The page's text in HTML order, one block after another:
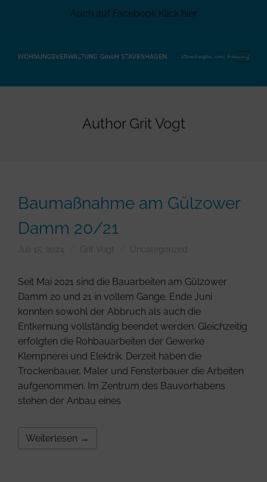
Auch auf Facebook Klick hier
AuthorGrit Vogt
Baumaßnahme am Gülzower
Damm 20/21
Juli 15, 2024 Grit Vogt Uncategorized
Seit Mai 2021 sind die Bauarbeiten am Gülzower
Damm 20 und 21 in vollem Gange. Ende Juni
konnten sowohl der Abbruch als auch die
Entkernung vollständig beendet werden. Gleichzeitig
erfolgten die Rohbauarbeiten der Gewerke
Klempnerei und Elektrik. Derzeit haben die
Trockenbauer, Maler und Fensterbauer die Arbeiten
aufgenommen. Im Zentrum des Bauvorhabens
stehen der Anbau eines
Weiterlesen →